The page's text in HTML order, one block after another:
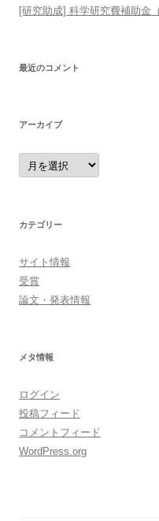
[研究助成] 科学研究費補助金
最近のコメント
アーカイブ
ア
ー
カ
カテゴリー
サイト情報
受賞
論文・発表情報
メタ情報
ログイン
投稿フィード
コメントフィード
WordPress.org